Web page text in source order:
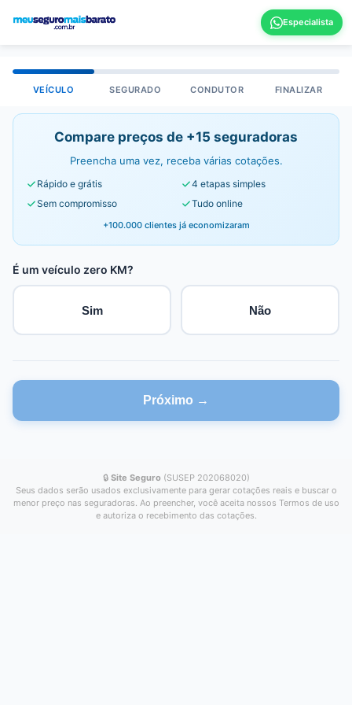
VEÍCULO SEGURADO CONDUTOR FINALIZAR
Compare preços de +15 seguradoras
Preencha uma vez, receba várias cotações.
Rápido e grátis
4 etapas simples
Sem compromisso
Tudo online
+100.000 clientes já economizaram
É um veículo zero KM?
Sim Não
Próximo →
🔒 Site Seguro (SUSEP 202068020)
Seus dados serão usados exclusivamente para gerar cotações reais e buscar o
menor preço nas seguradoras. Ao preencher, você aceita nossos Termos de uso
e autoriza o recebimento das cotações.